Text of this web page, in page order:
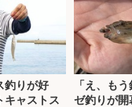
釣りが好
キャストス
「え、も
ゼ釣りが開